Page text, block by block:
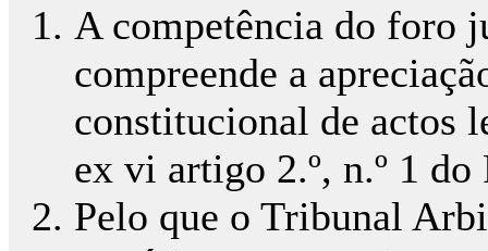
A competência do foro
compreende a
constitucional de actos
ex vi artigo 2.º, n.º 1 do
Pelo que o Tribunal